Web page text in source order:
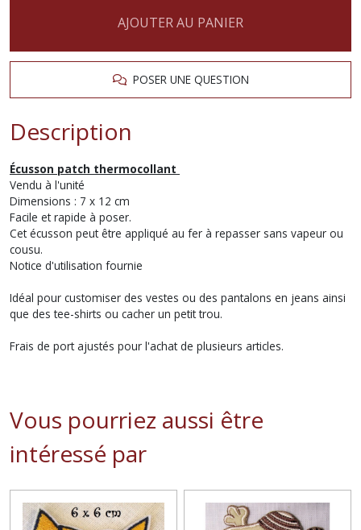
AJOUTER AU PANIER
POSER UNE QUESTION
Description
Écusson patch thermocollant
Vendu à l'unité
Dimensions : 7 x 12 cm
Facile et rapide à poser.
Cet écusson peut être appliqué au fer à repasser sans vapeur ou
cousu.
Notice d'utilisation fournie
Idéal pour customiser des vestes ou des pantalons en jeans ainsi
que des tee-shirts ou cacher un petit trou.
Frais de port ajustés pour l'achat de plusieurs articles.
Vous pourriez aussi être
intéressé par